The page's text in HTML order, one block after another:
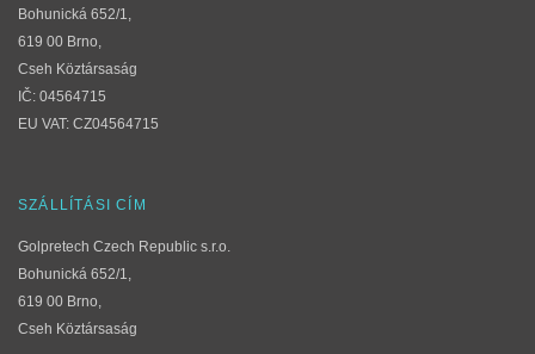
Bohunická 652/1,
619 00 Brno,
Cseh Köztársaság
IČ: 04564715
EU VAT: CZ04564715
SZÁLLÍTÁSI CÍM
Golpretech Czech Republic s.r.o.
Bohunická 652/1,
619 00 Brno,
Cseh Köztársaság